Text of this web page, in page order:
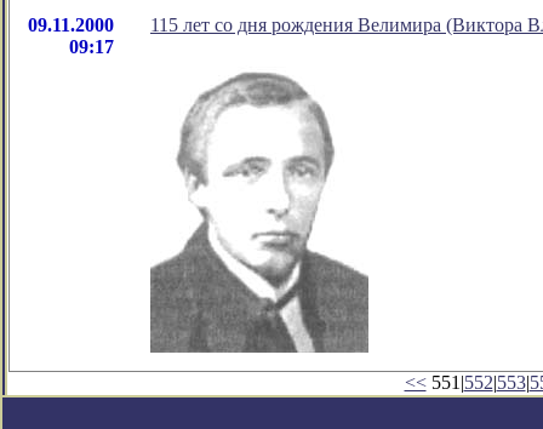
09.11.2000
09:17
115 лет со дня рождения Велимира (Виктора
<<551|552|553|